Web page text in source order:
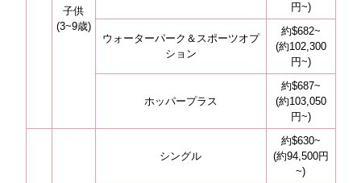
子供
(3~9歳)
円~)
ウォーターパーク＆スポーツオプ
ション
約$682~
(約102,300
円~)
ホッパープラス
約$687~
(約103,050
円~)
シングル
約$630~
(約94,500円
~)